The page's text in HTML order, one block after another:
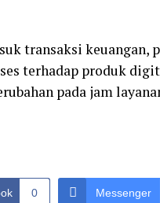
transaksi keuangan,
terhadap produk
pada jam
0 Messenger